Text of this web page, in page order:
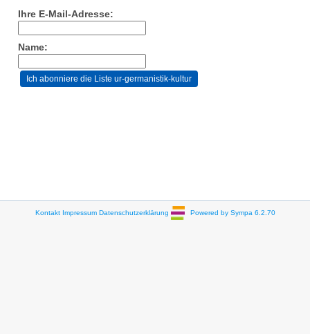
Ihre E-Mail-Adresse:
Name:
Kontakt Impressum Datenschutzerklärung Powered by Sympa 6.2.70